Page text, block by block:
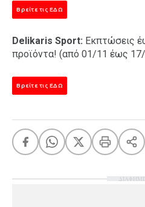
Βρείτε τις ΕΔΩ
Delikaris Sport: Εκπτώσεις
προϊόντα! (από 01/11 έως
Βρείτε τις ΕΔΩ